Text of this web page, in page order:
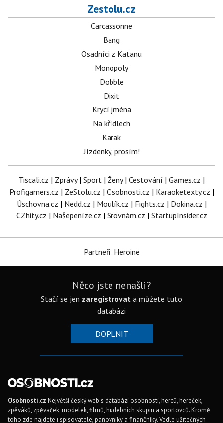
Zestolu.cz
Carcassonne
Bang
Osadníci z Katanu
Monopoly
Dobble
Dixit
Krycí jména
Na křídlech
Karak
Jízdenky, prosím!
Tiscali.cz | Zprávy| Sport | Ženy| Cestování | Games.cz |
Profigamers.cz | ZeStolu.cz | Osobnosti.cz | Karaoketexty.cz |
Úschovna.cz | Nedd.cz | Moulík.cz | Fights.cz | Dokina.cz |
CZhity.cz | Našepeníze.cz | Srovnám.cz | StartupInsider.cz
Partneři: Heroine
Něco jste nenašli?
Stačí se jen zaregistrovat a můžete tuto
databázi
DOPLNIT
Osobnosti.cz Největší český web s databází osobností, herců, hereček,
zpěváků, zpěvaček, modelek, filmů, hudebních skupin a sportovců. Kromě
toho zde najdete i spisovatele, panovníky a finančníky. Vedle užitečných